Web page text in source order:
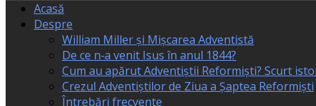
Acasă
Despre
William Miller și Mișcarea Adventistă
De ce n‑a venit Isus în anul 1844?
Cum au apărut Adventiștii Reformiști? Scurt
Crezul Adventiștilor de Ziua a Șaptea Reformiști
Întrebări frecvente